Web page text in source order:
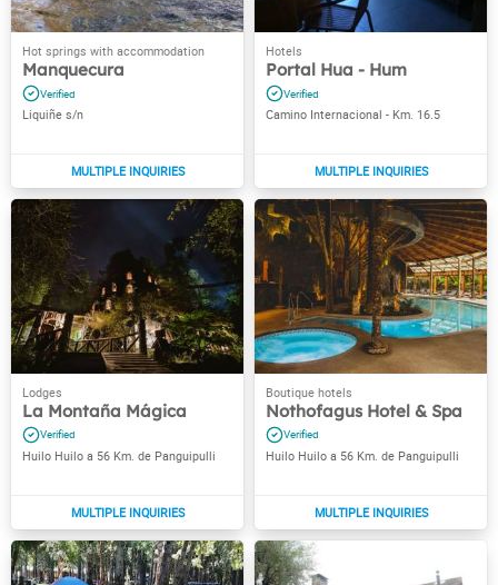
Manquecura
Liquiñe s/n
Portal Hua - Hum
Camino Internacional - Km. 16.5
La Montaña Mágica
Huilo Huilo a 56 Km. de Panguipulli
Nothofagus Hotel & Spa
Huilo Huilo a 56 Km. de Panguipulli